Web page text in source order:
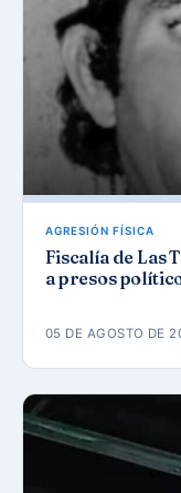
AGRESIÓN FÍSICA
Fiscalía de Las
a presos
05 DE AGOSTO DE